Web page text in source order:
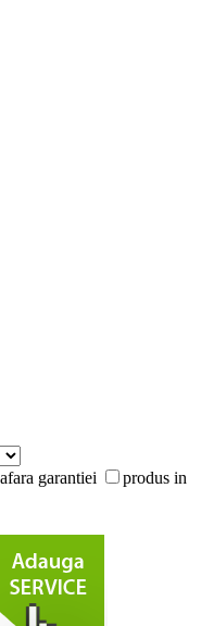
garantiei
produs in